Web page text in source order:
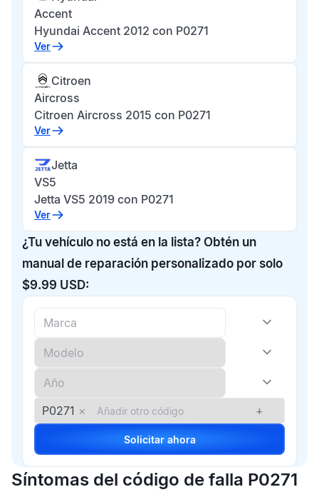
Accent
Hyundai Accent 2012 con P0271
Ver
Citroen
Aircross
Citroen Aircross 2015 con P0271
Ver
Jetta
VS5
Jetta VS5 2019 con P0271
Ver
¿Tu vehículo no está en la lista? Obtén un
manual de reparación personalizado por solo
$9.99 USD:
P0271 × +
Solicitar ahora
Síntomas del código de falla P0271